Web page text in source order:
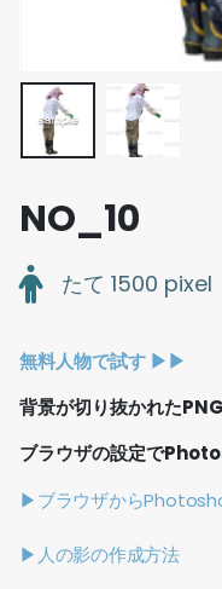
NO_10
たて 1500 pixel
無料人物で試す ▶︎▶︎
背景が切り抜かれた
ブラウザの設定で
▶ブラウザから
▶人の影の作成方法